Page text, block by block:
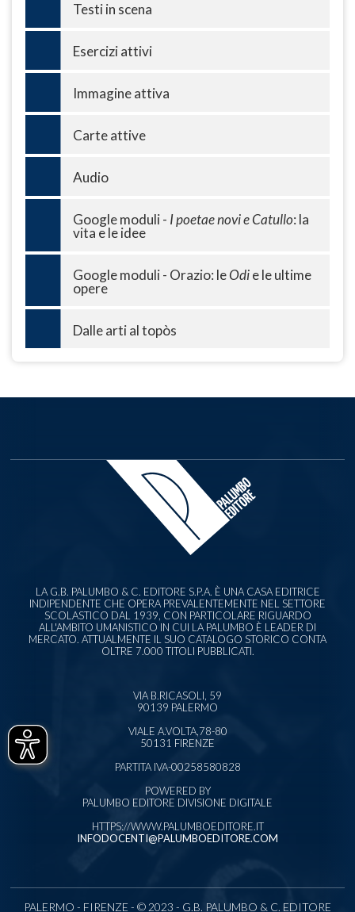
Testi in scena
Esercizi attivi
Immagine attiva
Carte attive
Audio
Google moduli - I poetae novi e Catullo: la
vita e le idee
Google moduli - Orazio: leOdie le ultime
opere
Dalle arti al topòs
LA G.B. PALUMBO & C. EDITORE S.P.A. È UNA CASA EDITRICE
INDIPENDENTE CHE OPERA PREVALENTEMENTE NEL SETTORE
SCOLASTICO DAL 1939, CON PARTICOLARE RIGUARDO
ALL'AMBITO UMANISTICO IN CUI LA PALUMBO È LEADER DI
MERCATO. ATTUALMENTE IL SUO CATALOGO STORICO CONTA
OLTRE 7.000 TITOLI PUBBLICATI.
VIA B.RICASOLI, 59
90139 PALERMO
VIALE A.VOLTA,78-80
50131 FIRENZE
PARTITA IVA-00258580828
POWERED BY
PALUMBO EDITORE DIVISIONE DIGITALE
HTTPS://WWW.PALUMBOEDITORE.IT
INFODOCENTI@PALUMBOEDITORE.COM
PALERMO - FIRENZE - © 2023 - G.B. PALUMBO & C. EDITORE